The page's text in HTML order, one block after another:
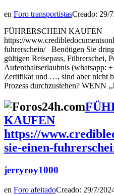
en Foro transportistasCreado: 29/
FÜHRERSCHEIN KAUFEN
https://
fuhrerschein/ Benötigen Sie
gültigen Reisepass, Führerschei,
Aufenthaltserlaubnis (whatsapp:
Zertifikat und …, sind aber nicht
Prozess durchzustehen? WENN
KAUFEN
https://
sie-einen-
jerryroy1000
en Foro afeitadoCreado: 29/7/